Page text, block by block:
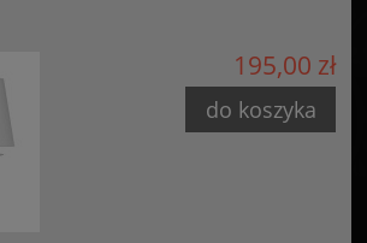
195,00 zł
do koszyka